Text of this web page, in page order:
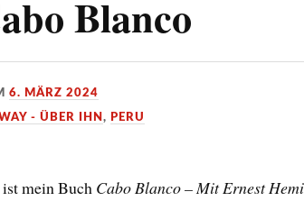
Blanco
6. MÄRZ 2024
- ÜBER IHN, PERU
mein Buch Cabo Blanco – Mit Ernest